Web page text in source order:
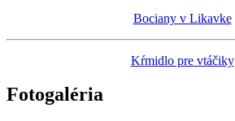
Bociany v Likavke
Kŕmidlo pre vtáčiky
Fotogaléria